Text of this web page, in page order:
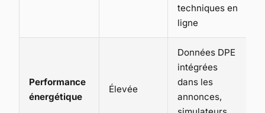
techniques en
ligne
Performance
énergétique
Élevée
Données DPE
intégrées
dans les
annonces,